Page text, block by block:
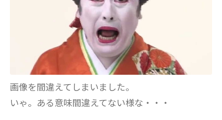
画像を間違えてしまいました。
いゃ。ある意味間違えてない様な・・・